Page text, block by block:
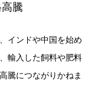
騰
インドや中国を始め
輸入した飼料や肥料
騰につながりかねま